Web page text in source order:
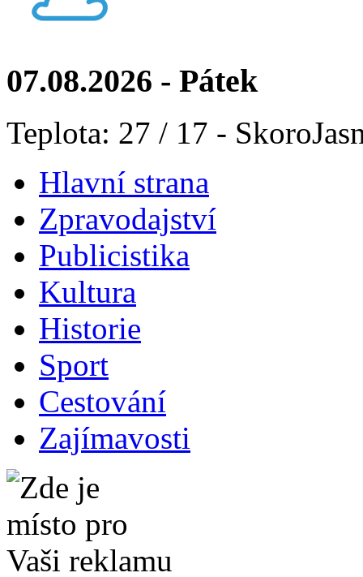
07.08.2026 - Pátek
Teplota: 27 / 17 -
Hlavní strana
Zpravodajství
Publicistika
Kultura
Historie
Sport
Cestování
Zajímavosti